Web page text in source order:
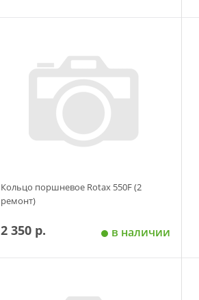
Кольцо поршневое Rotax 550F (2
ремонт)
2 350 р. в наличии